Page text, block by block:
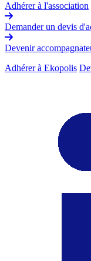
Adhérer à l'association
Demander un devis
Devenir
Adhérer à Ekopolis